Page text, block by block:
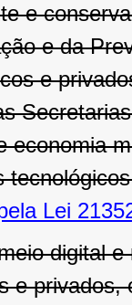
e
e da
e
economia
Lei
digital
e privados,